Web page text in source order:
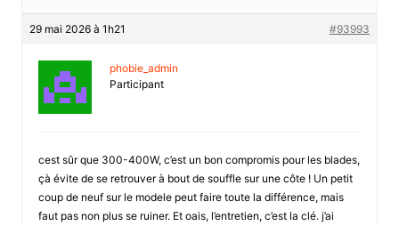
29 mai 2026 à 1h21 #93993
phobie_admin
Participant
cest sûr que 300-400W, c’est un bon compromis pour les blades,
çà évite de se retrouver à bout de souffle sur une côte ! Un petit
coup de neuf sur le modele peut faire toute la différence, mais
faut pas non plus se ruiner. Et oais, l’entretien, c’est la clé. j’ai